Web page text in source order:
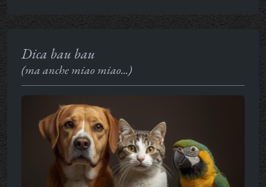
Dica bau bau
(ma anche miao miao...)